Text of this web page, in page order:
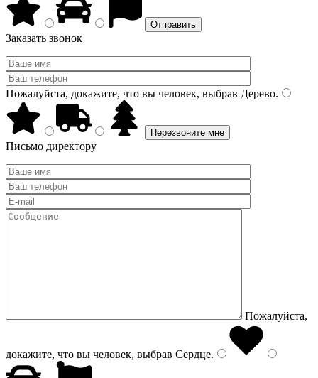
Заказать звонок
Пожалуйста, докажите, что вы человек, выбрав Дерево.
Письмо директору
Пожалуйста,
докажите, что вы человек, выбрав Сердце.